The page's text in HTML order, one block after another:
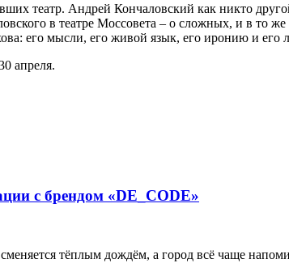
театр. Андрей Кончаловский как никто
в театре Моссовета – о сложных, и в то
его мысли, его живой язык, его иронию и
апреля.
с брендом «DE_CODE»
тёплым дождём, а город всё чаще